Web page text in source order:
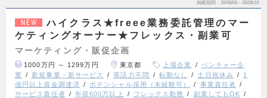
掲載期間 26/08/06～26/08/19
NEW
ハイクラス★freee業務委託管理のマー
ケティングオーナー★フレックス・副業可
マーケティング・販促企画
1000万円 ～ 1299万円 東京都 上場企業
ベンチャー企
業
新規事業・新サービス 英語力不問 転勤なし 土日祝休み
1
億円以上資金調達済
ポテンシャル採用（未経験可）
事業責任者
サービス責任者
年収600万以上 フレックス勤務
副業してもOK